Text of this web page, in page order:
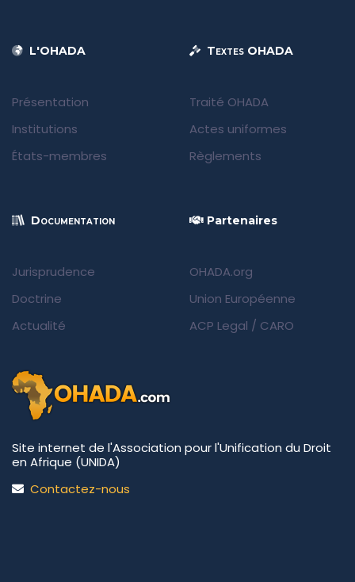
L'OHADA
Présentation
Institutions
États-membres
Textes OHADA
Traité OHADA
Actes uniformes
Règlements
Documentation
Jurisprudence
Doctrine
Actualité
Partenaires
OHADA.org
Union Européenne
ACP Legal / CARO
Site internet de l'Association pour l'Unification du Droit
en Afrique (UNIDA)
Contactez-nous